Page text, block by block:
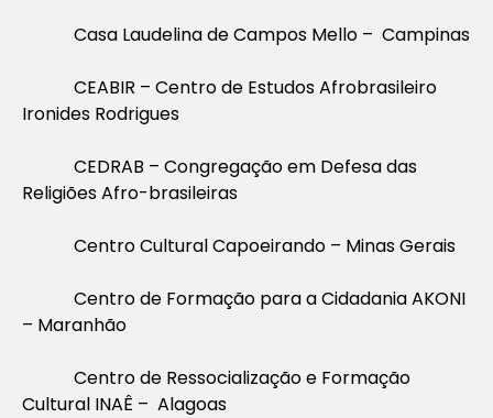
Casa Laudelina de Campos Mello – Campinas
CEABIR – Centro de Estudos Afrobrasileiro
Ironides Rodrigues
CEDRAB – Congregação em Defesa das
Religiões Afro-brasileiras
Centro Cultural Capoeirando – Minas Gerais
Centro de Formação para a Cidadania AKONI
– Maranhão
Centro de Ressocialização e Formação
Cultural INAÊ – Alagoas